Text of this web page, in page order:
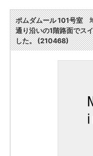
ポムダムール 101号室
通り沿いの1階路面でス
した。 (210468)